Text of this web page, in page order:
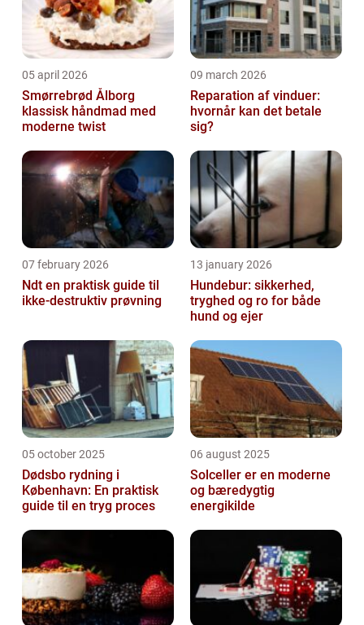
05 april 2026
Smørrebrød Ålborg
klassisk håndmad med
moderne twist
09 march 2026
Reparation af vinduer:
hvornår kan det betale
sig?
07 february 2026
Ndt en praktisk guide til
ikke-destruktiv prøvning
13 january 2026
Hundebur: sikkerhed,
tryghed og ro for både
hund og ejer
05 october 2025
Dødsbo rydning i
København: En praktisk
guide til en tryg proces
06 august 2025
Solceller er en moderne
og bæredygtig
energikilde